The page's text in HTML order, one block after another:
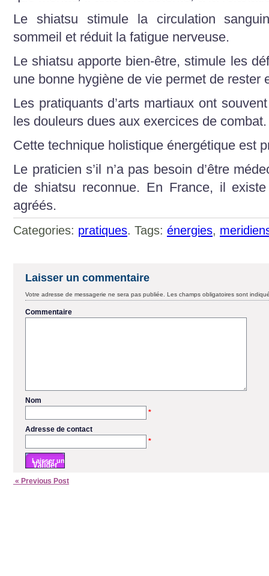
Le shiatsu stimule la circulation
sommeil et réduit la fatigue nerveuse.
Le shiatsu apporte bien-être, stimule les
une bonne hygiène de vie permet de rester
Les pratiquants d’arts martiaux ont
les douleurs dues aux exercices de combat.
Cette technique holistique énergétique est
Le praticien s’il n’a pas besoin d’être
de shiatsu reconnue. En France, il
agréés.
Categories: pratiques. Tags: énergies,
Laisser un commentaire
Votre adresse de messagerie ne sera pas publiée. Les champs obligatoires sont
Commentaire
Nom
*
Adresse de contact
*
« Previous Post